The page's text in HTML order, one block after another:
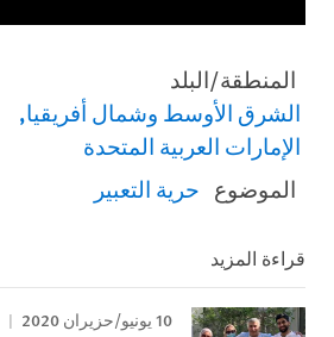
المنطقة/البلد
الشرق الأوسط وشمال أفريقيا
الإمارات العربية المتحدة
الموضوع حرية التعبير
قراءة المزيد
10 يونيو/حزيران 2020